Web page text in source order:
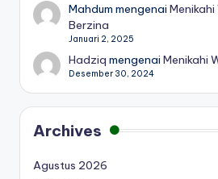
Mahdum mengenai
Berzina
Januari 2, 2025
Hadziq mengenaiMenikahi
Desember 30, 2024
Archives
Agustus 2026